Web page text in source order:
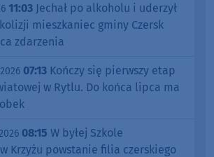
11:03 Jechał po alkoholu i uderzył
mieszkaniec gminy Czersk
zdarzenia
07:13 Kończy się pierwszy etap
w Rytlu. Do końca lipca ma
08:15 W byłej Szkole
Krzyżu powstanie filia czerskiego